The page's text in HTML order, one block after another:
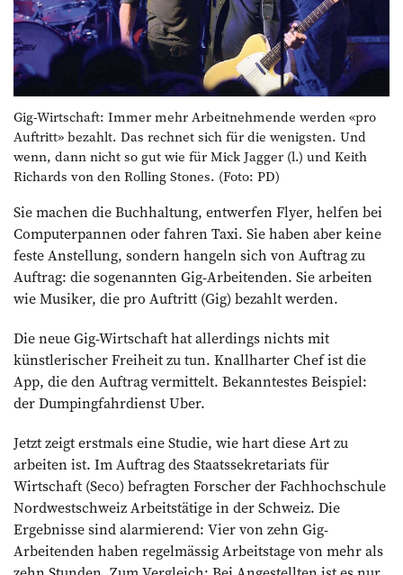
Gig-Wirtschaft: Immer mehr Arbeitnehmende werden «pro
Auftritt» bezahlt. Das rechnet sich für die wenigsten. Und
wenn, dann nicht so gut wie für Mick Jagger (l.) und Keith
Richards von den Rolling Stones. (Foto: PD)
Sie machen die Buchhaltung, entwerfen Flyer, helfen bei
Computerpannen oder fahren Taxi. Sie haben aber keine
feste Anstellung, sondern hangeln sich von Auftrag zu
Auftrag: die sogenannten Gig-Arbeitenden. Sie arbeiten
wie Musiker, die pro Auftritt (Gig) bezahlt werden.
Die neue Gig-Wirtschaft hat allerdings nichts mit
künstlerischer Freiheit zu tun. Knallharter Chef ist die
App, die den Auftrag vermittelt. Bekanntestes Beispiel:
der Dumpingfahrdienst Uber.
Jetzt zeigt erstmals eine Studie, wie hart diese Art zu
arbeiten ist. Im Auftrag des Staatssekretariats für
Wirtschaft (Seco) befragten Forscher der Fachhochschule
Nordwestschweiz Arbeitstätige in der Schweiz. Die
Ergebnisse sind alarmierend: Vier von zehn Gig-
Arbeitenden haben regelmässig Arbeitstage von mehr als